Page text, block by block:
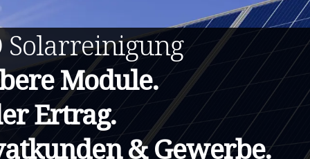
Solarreinigung
Module.
Ertrag.
& Gewerbe.